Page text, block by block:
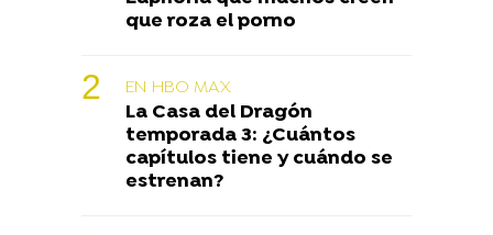
que roza el porno
EN HBO MAX
La Casa del Dragón
temporada 3: ¿Cuántos
capítulos tiene y cuándo se
estrenan?